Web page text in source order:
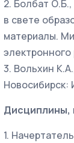
2. Болбат
в свете
материалы.
электронного
3. Вольхин
Новосибирск:
Дисциплины,
1.